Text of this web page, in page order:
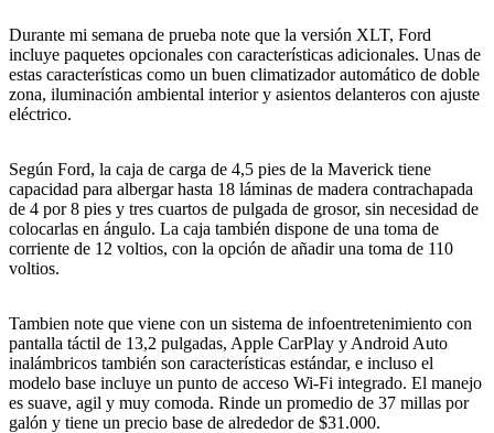
Durante mi semana de prueba note que la versión XLT, Ford
incluye paquetes opcionales con características adicionales. Unas de
estas características como un buen climatizador automático de doble
zona, iluminación ambiental interior y asientos delanteros con ajuste
eléctrico.
Según Ford, la caja de carga de 4,5 pies de la Maverick tiene
capacidad para albergar hasta 18 láminas de madera contrachapada
de 4 por 8 pies y tres cuartos de pulgada de grosor, sin necesidad de
colocarlas en ángulo. La caja también dispone de una toma de
corriente de 12 voltios, con la opción de añadir una toma de 110
voltios.
Tambien note que viene con un sistema de infoentretenimiento con
pantalla táctil de 13,2 pulgadas, Apple CarPlay y Android Auto
inalámbricos también son características estándar, e incluso el
modelo base incluye un punto de acceso Wi-Fi integrado. El manejo
es suave, agil y muy comoda. Rinde un promedio de 37 millas por
galón y tiene un precio base de alrededor de $31.000.